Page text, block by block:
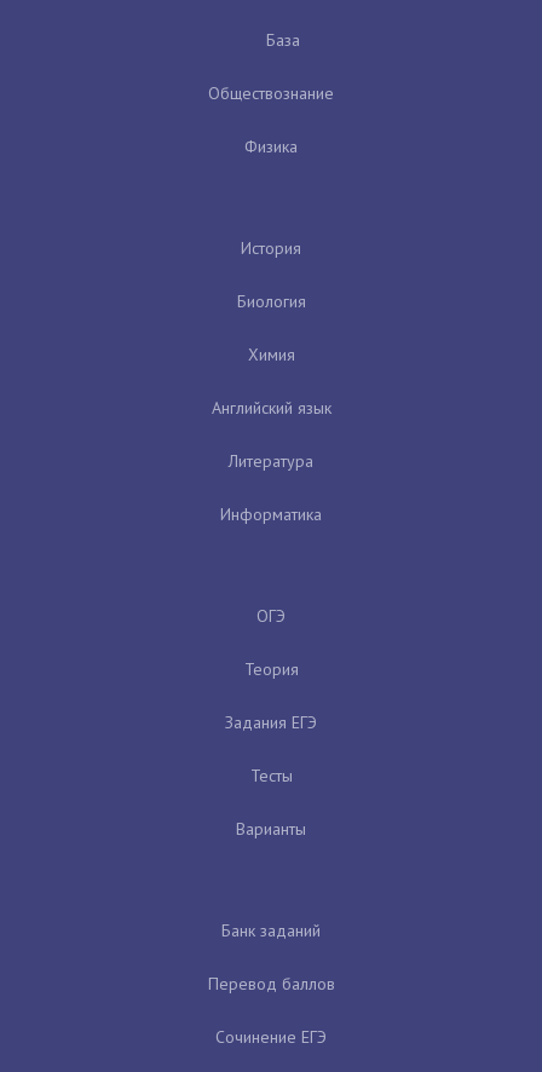
База
Обществознание
Физика
История
Биология
Химия
Английский язык
Литература
Информатика
ОГЭ
Теория
Задания ЕГЭ
Тесты
Варианты
Банк заданий
Перевод баллов
Сочинение ЕГЭ